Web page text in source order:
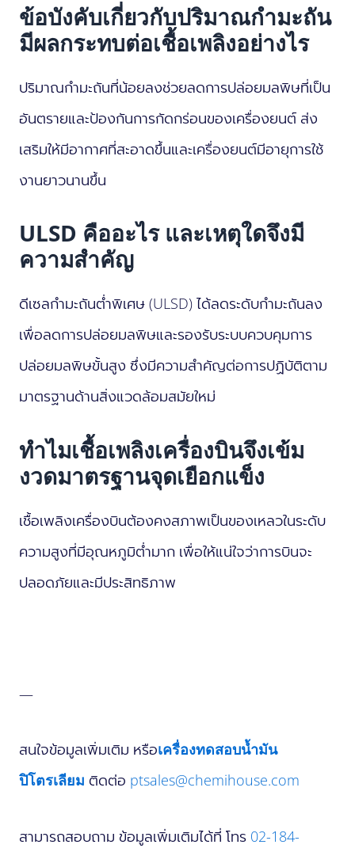
ข้อบังคับเกี่ยวกับปริมาณกำมะถัน
มีผลกระทบต่อเชื้อเพลิงอย่างไร
ปริมาณกำมะถันที่น้อยลงช่วยลดการปล่อยมลพิษที่เป็น
อันตรายและป้องกันการกัดกร่อนของเครื่องยนต์ ส่ง
เสริมให้มีอากาศที่สะอาดขึ้นและเครื่องยนต์มีอายุการใช้
งานยาวนานขึ้น
ULSD คืออะไร และเหตุใดจึงมี
ความสำคัญ
ดีเซลกำมะถันต่ำพิเศษ (ULSD) ได้ลดระดับกำมะถันลง
เพื่อลดการปล่อยมลพิษและรองรับระบบควบคุมการ
ปล่อยมลพิษขั้นสูง ซึ่งมีความสำคัญต่อการปฏิบัติตาม
มาตรฐานด้านสิ่งแวดล้อมสมัยใหม่
ทำไมเชื้อเพลิงเครื่องบินจึงเข้ม
งวดมาตรฐานจุดเยือกแข็ง
เชื้อเพลิงเครื่องบินต้องคงสภาพเป็นของเหลวในระดับ
ความสูงที่มีอุณหภูมิต่ำมาก เพื่อให้แน่ใจว่าการบินจะ
ปลอดภัยและมีประสิทธิภาพ
—
สนใจข้อมูลเพิ่มเติม หรือเครื่องทดสอบน้ำมัน
ปิโตรเลียม ติดต่อ ptsales@chemihouse.com
สามารถสอบถาม ข้อมูลเพิ่มเติมได้ที่ โทร 02-184-